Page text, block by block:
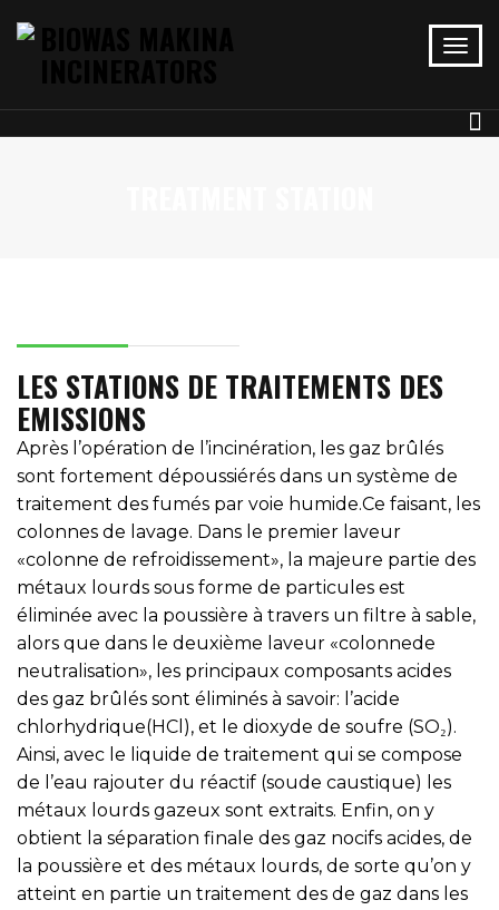
LES STATIONS DE TRAITEMENTS DES
EMISSIONS
Après l’opération de l’incinération, les gaz brûlés
sont fortement dépoussiérés dans un système de
traitement des fumés par voie humide.Ce faisant, les
colonnes de lavage. Dans le premier laveur
«colonne de refroidissement», la majeure partie des
métaux lourds sous forme de particules est
éliminée avec la poussière à travers un filtre à sable,
alors que dans le deuxième laveur «colonnede
neutralisation», les principaux composants acides
des gaz brûlés sont éliminés à savoir: l’acide
chlorhydrique(HCl), et le dioxyde de soufre (SO₂).
Ainsi, avec le liquide de traitement qui se compose
de l’eau rajouter du réactif (soude caustique) les
métaux lourds gazeux sont extraits. Enfin, on y
obtient la séparation finale des gaz nocifs acides, de
la poussière et des métaux lourds, de sorte qu’on y
atteint en partie un traitement des de gaz dans les